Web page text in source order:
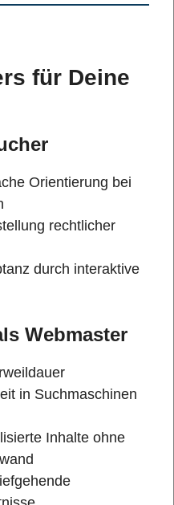
für Deine
Orientierung bei
rechtlicher
durch interaktive
Webmaster
in Suchmaschinen
Inhalte ohne